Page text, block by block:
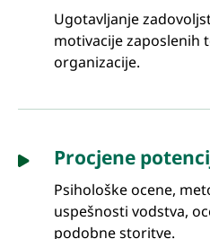
Ugotavljanje
motivacije zaposlenih
organizacije.
Procjene
Psihološke ocene,
uspešnosti vodstva,
podobne storitve.